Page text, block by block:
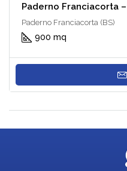
Paderno Franciacorta
Paderno Franciacorta (BS)
900 mq